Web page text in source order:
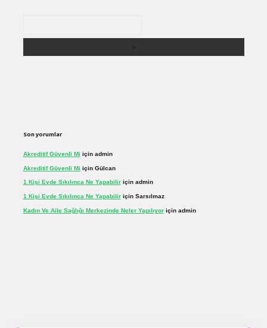
Son yorumlar
Akreditif Güvenli Mi için admin
Akreditif Güvenli Mi için Gülcan
1 Kişi Evde Sıkılınca Ne Yapabiliriçin admin
1 Kişi Evde Sıkılınca Ne Yapabiliriçin Sarsılmaz
Kadın Ve Aile Sağlığı Merkezinde Neler Yapılıyoriçin admin